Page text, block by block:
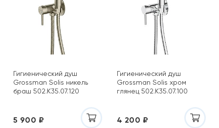
Гигиенический душ
Grossman Solis никель
браш 502.K35.07.120
5 900 ₽
Гигиенический душ
Grossman Solis хром
глянец 502.K35.07.100
4 200 ₽